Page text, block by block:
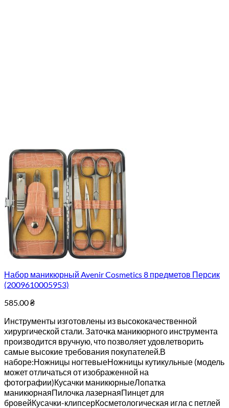
Набор маникюрный Avenir Cosmetics 8 предметов Персик
(2009610005953)
585.00₴
Инструменты изготовлены из высококачественной
хирургической стали. Заточка маникюрного инструмента
производится вручную, что позволяет удовлетворить
самые высокие требования покупателей.В
наборе:Ножницы ногтевыеНожницы кутикульные (модель
может отличаться от изображенной на
фотографии)Кусачки маникюрныеЛопатка
маникюрнаяПилочка лазернаяПинцет для
бровейКусачки-клипсерКосметологическая игла с петлей